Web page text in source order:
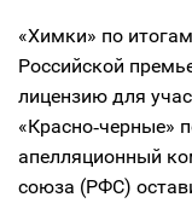
«Химки» по
Российской
лицензию для
«Красно‑черные»
апелляционный
союза (РФС)